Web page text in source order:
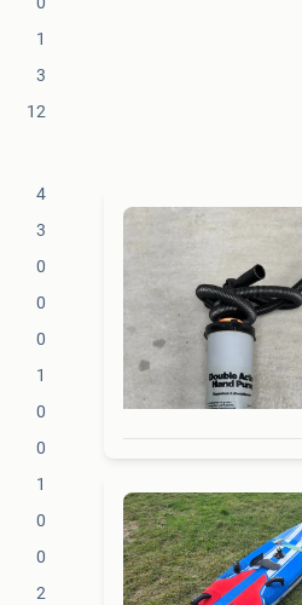
1
3
12
4
3
0
0
0
1
0
0
1
0
0
2